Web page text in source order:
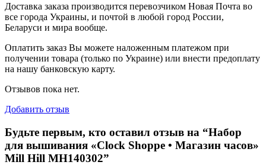
Доставка заказа производится перевозчиком Новая Почта во
все города Украины, и почтой в любой город России,
Беларуси и мира вообще.
Оплатить заказ Вы можете наложенным платежом при
получении товара (только по Украине) или внести предоплату
на нашу банковскую карту.
Отзывов пока нет.
Добавить отзыв
Будьте первым, кто оставил отзыв на “Набор
для вышивания «Clock Shoppe • Магазин часов»
Mill Hill MH140302”